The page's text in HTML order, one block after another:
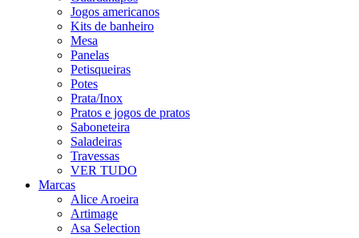
Jogos americanos
Kits de banheiro
Mesa
Panelas
Petisqueiras
Potes
Prata/Inox
Pratos e jogos de pratos
Saboneteira
Saladeiras
Travessas
VER TUDO
Marcas
Alice Aroeira
Artimage
Asa Selection